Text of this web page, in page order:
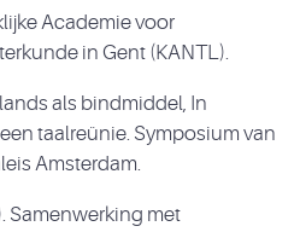
Academie voor
in Gent (KANTL).
als bindmiddel, In
taalreünie. Symposium van
Amsterdam.
Samenwerking met